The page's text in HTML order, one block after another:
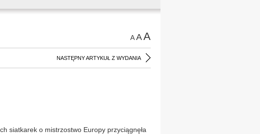
AAA
NASTĘPNY ARTYKUŁ Z WYDANIA
siatkarek o mistrzostwo Europy przyciągnęła